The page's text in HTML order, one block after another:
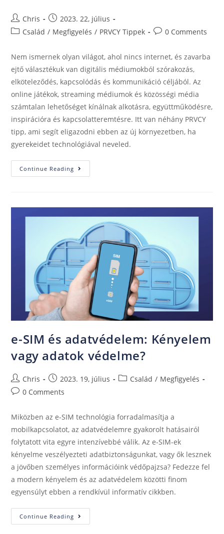
Chris
2023. 22, július
Család / Megfigyelés / PRVCY Tippek 0 Comments
Nem ismernek olyan világot, ahol nincs internet, és zavarba
ejtő választékuk van digitális médiumokból szórakozás,
elköteleződés, kapcsolódás és kommunikáció céljából. Az
online játékok, streaming médiumok és közösségi média
számtalan lehetőséget kínálnak alkotásra, együttműködésre,
inspirációra és kapcsolatteremtésre. Itt van néhány PRVCY
tipp, ami segít eligazodni ebben az új környezetben, ha
gyerekeidet technológiával neveled.
Continue Reading
e-SIM és adatvédelem: Kényelem
vagy adatok védelme?
Chris 2023. 19, július Család / Megfigyelés
0 Comments
Miközben az e-SIM technológia forradalmasítja a
mobilkapcsolatot, az adatvédelemre gyakorolt hatásairól
folytatott vita egyre intenzívebbé válik. Az e-SIM-ek
kényelme veszélyezteti adatbiztonságunkat, vagy ők lesznek
a jövőben személyes információink védőpajzsa? Fedezze fel
a modern kényelem és az adatvédelem közötti finom
egyensúlyt ebben a rendkívül informatív cikkben.
Continue Reading